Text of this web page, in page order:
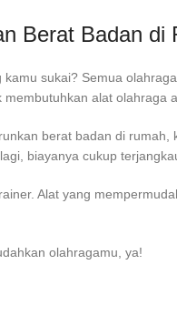
Berat Badan di
sukai? Semua
alat olahraga
berat badan di rumah,
biayanya cukup
Alat yang
olahragamu, ya!